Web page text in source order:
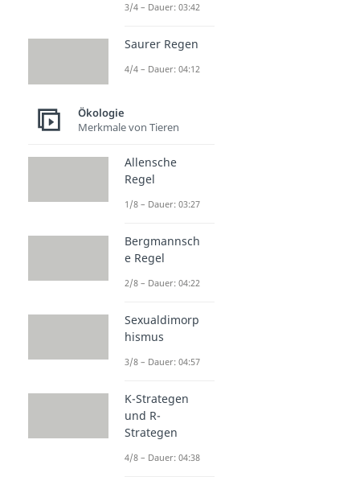
3/4 – Dauer: 03:42
Saurer Regen
4/4 – Dauer: 04:12
Ökologie
Merkmale von Tieren
Allensche
Regel
1/8 – Dauer: 03:27
Bergmannsch
e Regel
2/8 – Dauer: 04:22
Sexualdimorp
hismus
3/8 – Dauer: 04:57
K-Strategen
und R-
Strategen
4/8 – Dauer: 04:38